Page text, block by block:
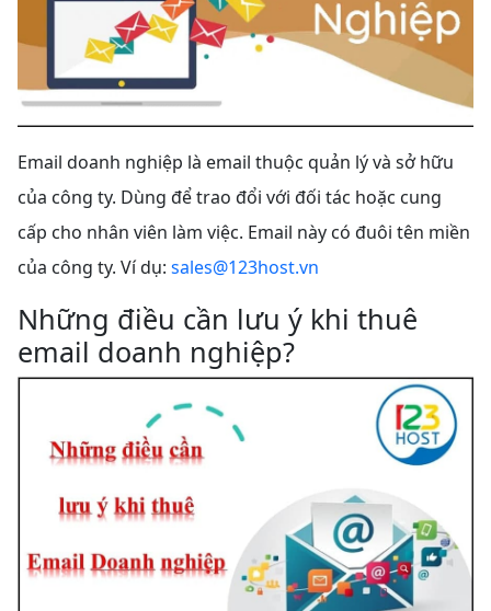
Email doanh nghiệp là email thuộc quản lý và sở hữu
của công ty. Dùng để trao đổi với đối tác hoặc cung
cấp cho nhân viên làm việc. Email này có đuôi tên miền
của công ty. Ví dụ: sales@123host.vn
Những điều cần lưu ý khi thuê
email doanh nghiệp?